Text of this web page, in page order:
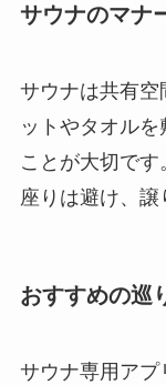
サウナのマナ
サウナは共有空
ットやタオル
ことが大切で
座りは避け、譲
おすすめの巡
サウナ専用アプ